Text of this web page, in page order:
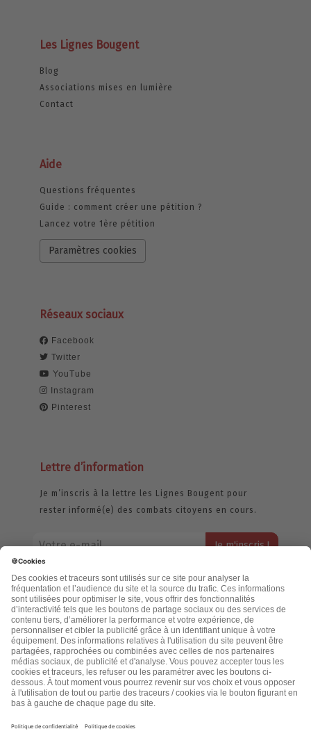
Les Lignes Bougent
Blog
Associations mises en lumière
Contact
Aide
Questions fréquentes
Guide : comment créer une pétition ?
Lancez votre 1ère pétition
Paramètres cookies
Réseaux sociaux
Facebook
Twitter
YouTube
Instagram
Pinterest
Lettre d’information
Je m’inscris à la lettre les Lignes Bougent pour
rester informé(e) des combats citoyens en cours.
jamais échangée. Pour consulter notre politique de confidentialité,
cliquez ici.
Accueil
Politique de confidentialité
Cookies